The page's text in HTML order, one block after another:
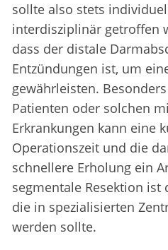
sollte also stets
interdisziplinär getroffen
dass der distale
Entzündungen ist, um
gewährleisten.
Patienten oder solchen
Erkrankungen kann eine
Operationszeit und die
schnellere Erholung ein
segmentale Resektion ist
die in spezialisierten
werden sollte.